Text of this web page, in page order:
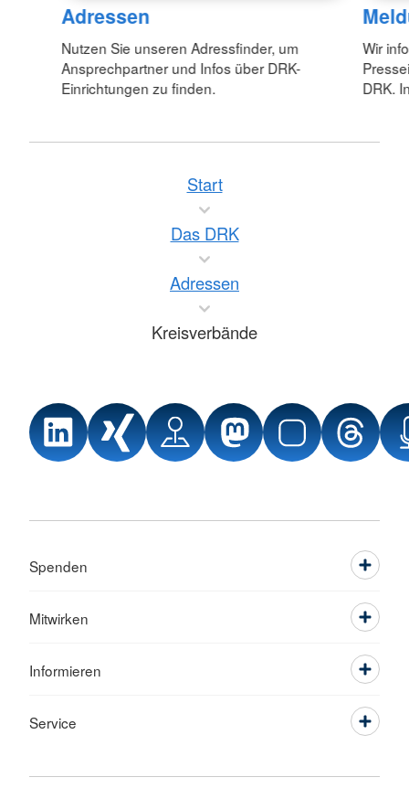
Adressen
Nutzen Sie unseren Adressfinder, um
Ansprechpartner und Infos über DRK-
Einrichtungen zu finden.
Wir
DRK.
Start
Das DRK
Adressen
Kreisverbände
Spenden
Mitwirken
Informieren
Service